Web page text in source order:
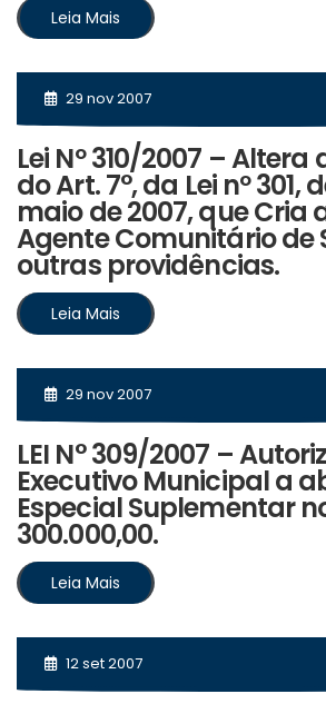
Leia Mais
29 nov 2007
Lei Nº 310/2007 –
do Art. 7°, da Lei nº 301,
maio de 2007, que Cria
Agente Comunitário de
outras providências.
Leia Mais
29 nov 2007
LEI N° 309/2007 –
Executivo Municipal a
Especial Suplementar
300.000,00.
Leia Mais
12 set 2007